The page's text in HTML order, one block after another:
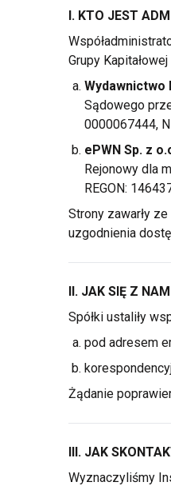
I. KTO JEST
Grupy
Wydawnictwo
Sądowego
0000067444,
ePWN Sp. z
Rejonowy dla
REGON:
Strony zawarły
uzgodnienia
II. JAK SIĘ Z
Spółki ustaliły
pod adresem
Żądanie
III. JAK
Wyznaczyliśmy